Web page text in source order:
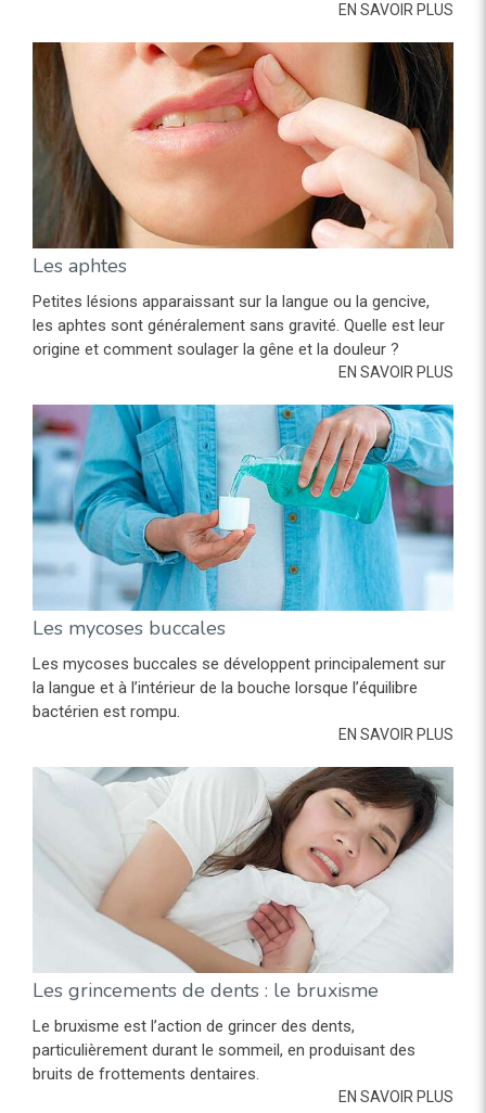
EN SAVOIR PLUS
Les aphtes
Petites lésions apparaissant sur la langue ou la gencive,
les aphtes sont généralement sans gravité. Quelle est leur
origine et comment soulager la gêne et la douleur ?
EN SAVOIR PLUS
Les mycoses buccales
Les mycoses buccales se développent principalement sur
la langue et à l’intérieur de la bouche lorsque l’équilibre
bactérien est rompu.
EN SAVOIR PLUS
Les grincements de dents : le bruxisme
Le bruxisme est l’action de grincer des dents,
particulièrement durant le sommeil, en produisant des
bruits de frottements dentaires.
EN SAVOIR PLUS